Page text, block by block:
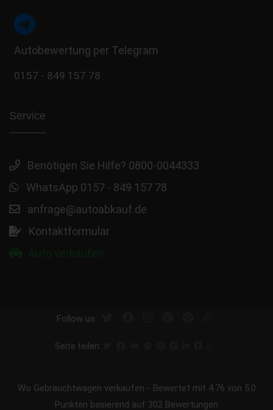
Autobewertung per Telegram
0157 - 849 157 78
Service
Benötigen Sie Hilfe? 0800-0044333
WhatsApp 0157 - 849 157 78
anfrage@autoabkauf.de
Kontaktformular
Follow us:
Seite teilen:
Wo Gebrauchtwagen verkaufen - Bewertet mit 4.76 von 5.0
Punkten basierend auf 302 Bewertungen